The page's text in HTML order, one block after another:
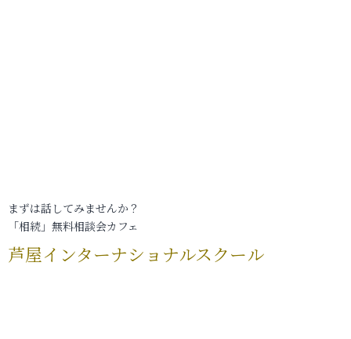
まずは話してみませんか？
「相続」無料相談会カフェ
芦屋インターナショナルスクール